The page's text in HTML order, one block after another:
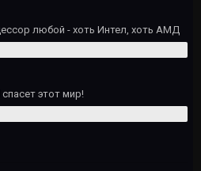
любой - хоть Интел, хоть АМД
этот мир!